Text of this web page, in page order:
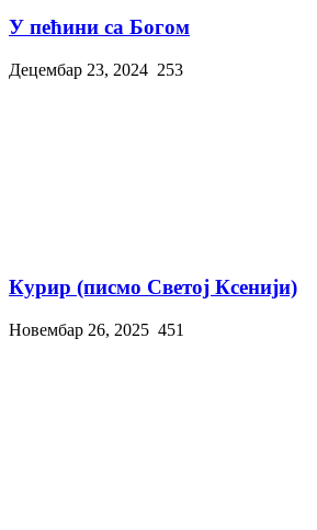
У пећини са Богом
Децембар 23, 2024 253
Курир (писмо Светој Ксенији)
Новембар 26, 2025 451